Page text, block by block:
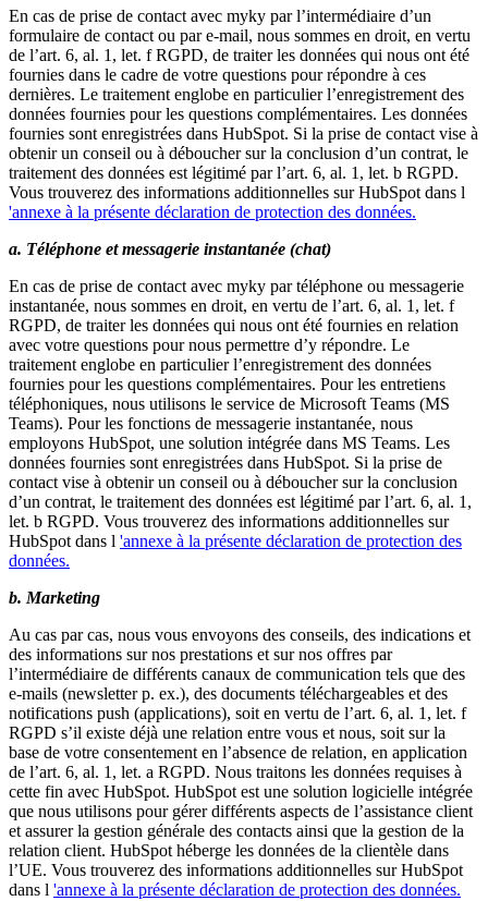
En cas de prise de contact avec myky par l’intermédiaire d’un
formulaire de contact ou par e-mail, nous sommes en droit, en vertu
de l’art. 6, al. 1, let. f RGPD, de traiter les données qui nous ont été
fournies dans le cadre de votre questions pour répondre à ces
dernières. Le traitement englobe en particulier l’enregistrement des
données fournies pour les questions complémentaires. Les données
fournies sont enregistrées dans HubSpot. Si la prise de contact vise à
obtenir un conseil ou à déboucher sur la conclusion d’un contrat, le
traitement des données est légitimé par l’art. 6, al. 1, let. b RGPD.
Vous trouverez des informations additionnelles sur HubSpot dans l
'annexe à la présente déclaration de protection des données.
a. Téléphone et messagerie instantanée (chat)
En cas de prise de contact avec myky par téléphone ou messagerie
instantanée, nous sommes en droit, en vertu de l’art. 6, al. 1, let. f
RGPD, de traiter les données qui nous ont été fournies en relation
avec votre questions pour nous permettre d’y répondre. Le
traitement englobe en particulier l’enregistrement des données
fournies pour les questions complémentaires. Pour les entretiens
téléphoniques, nous utilisons le service de Microsoft Teams (MS
Teams). Pour les fonctions de messagerie instantanée, nous
employons HubSpot, une solution intégrée dans MS Teams. Les
données fournies sont enregistrées dans HubSpot. Si la prise de
contact vise à obtenir un conseil ou à déboucher sur la conclusion
d’un contrat, le traitement des données est légitimé par l’art. 6, al. 1,
let. b RGPD. Vous trouverez des informations additionnelles sur
HubSpot dans l 'annexe à la présente déclaration de protection des
données.
b. Marketing
Au cas par cas, nous vous envoyons des conseils, des indications et
des informations sur nos prestations et sur nos offres par
l’intermédiaire de différents canaux de communication tels que des
e-mails (newsletter p. ex.), des documents téléchargeables et des
notifications push (applications), soit en vertu de l’art. 6, al. 1, let. f
RGPD s’il existe déjà une relation entre vous et nous, soit sur la
base de votre consentement en l’absence de relation, en application
de l’art. 6, al. 1, let. a RGPD. Nous traitons les données requises à
cette fin avec HubSpot. HubSpot est une solution logicielle intégrée
que nous utilisons pour gérer différents aspects de l’assistance client
et assurer la gestion générale des contacts ainsi que la gestion de la
relation client. HubSpot héberge les données de la clientèle dans
l’UE. Vous trouverez des informations additionnelles sur HubSpot
dans l 'annexe à la présente déclaration de protection des données.